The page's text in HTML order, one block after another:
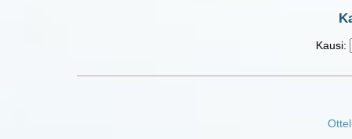
Kausi: